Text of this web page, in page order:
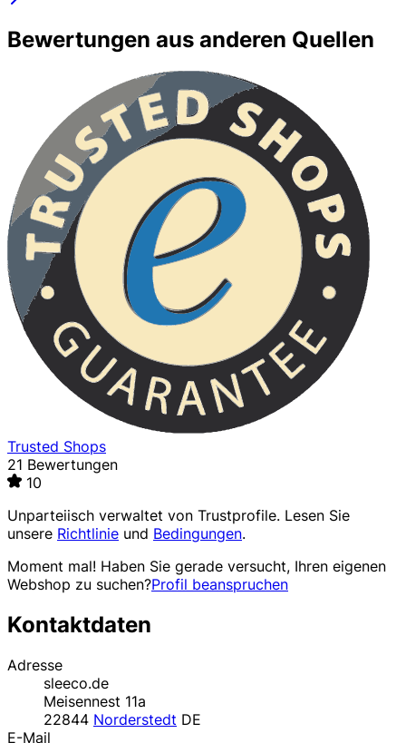
Bewertungen aus anderen Quellen
Trusted Shops
21 Bewertungen
10
Unparteiisch verwaltet von Trustprofile. Lesen Sie
unsere Richtlinie und Bedingungen.
Moment mal! Haben Sie gerade versucht, Ihren eigenen
Webshop zu suchen?Profil beanspruchen
Kontaktdaten
Adresse
sleeco.de
Meisennest 11a
22844 Norderstedt DE
E-Mail